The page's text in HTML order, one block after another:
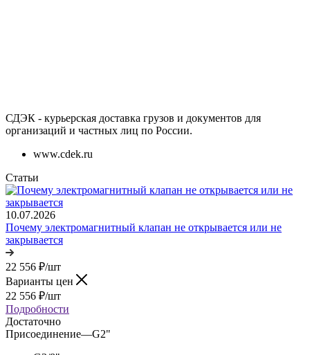
СДЭК - курьерская доставка грузов и документов для
организаций и частных лиц по России.
www.cdek.ru
Статьи
10.07.2026
Почему электромагнитный клапан не открывается или не
закрывается
22 556 ₽/шт
Варианты цен
22 556 ₽/шт
Подробности
Достаточно
Присоединение—G2"